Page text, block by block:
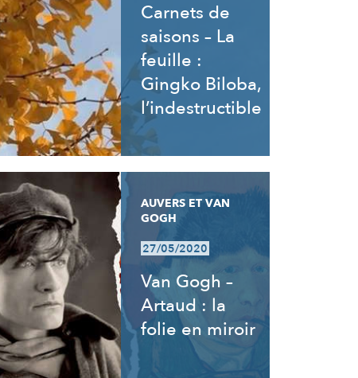
Carnets de
saisons – La
feuille :
Gingko Biloba,
l’indestructible
AUVERS ET VAN
GOGH
27/05/2020
Van Gogh –
Artaud : la
folie en miroir